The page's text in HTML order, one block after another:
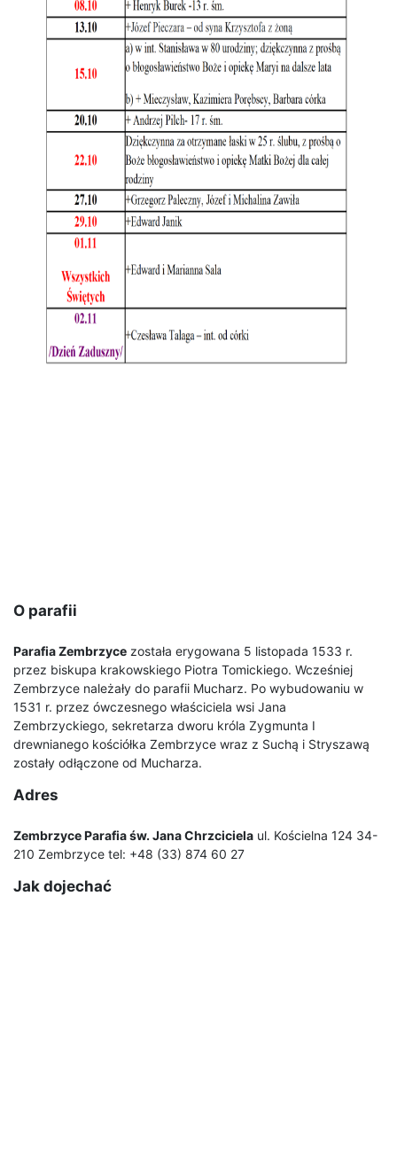
O parafii
Parafia Zembrzyce została erygowana 5 listopada 1533 r.
przez biskupa krakowskiego Piotra Tomickiego. Wcześniej
Zembrzyce należały do parafii Mucharz. Po wybudowaniu w
1531 r. przez ówczesnego właściciela wsi Jana
Zembrzyckiego, sekretarza dworu króla Zygmunta I
drewnianego kościółka Zembrzyce wraz z Suchą i Stryszawą
zostały odłączone od Mucharza.
Adres
Zembrzyce Parafia św. Jana Chrzciciela ul. Kościelna 124 34-
210 Zembrzyce tel: +48 (33) 874 60 27
Jak dojechać